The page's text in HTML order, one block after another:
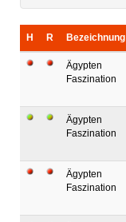
H R Bezeichnung
Ägypten
Faszination
Ägypten
Faszination
Ägypten
Faszination